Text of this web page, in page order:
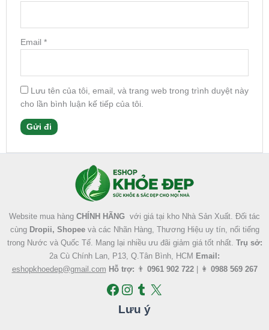
Email *
Lưu tên của tôi, email, và trang web trong trình duyệt này
cho lần bình luận kế tiếp của tôi.
Website mua hàng CHÍNH HÃNG với giá tại kho Nhà Sản Xuất. Đối tác
cùng Dropii, Shopeevà các Nhãn Hàng, Thương Hiệu uy tín, nổi tiếng
trong Nước và Quốc Tế. Mang lại nhiều ưu đãi giảm giá tốt nhất. Trụ sở:
2a Cù Chính Lan, P13, Q.Tân Bình, HCM Email:
eshopkhoedep@gmail.com Hỗ trợ: 👨 0961 902 722| 👩 0988 569 267
Lưu ý